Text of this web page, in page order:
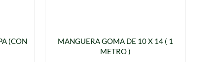
(CON
MANGUERA GOMA DE 10 X 14 ( 1
METRO )